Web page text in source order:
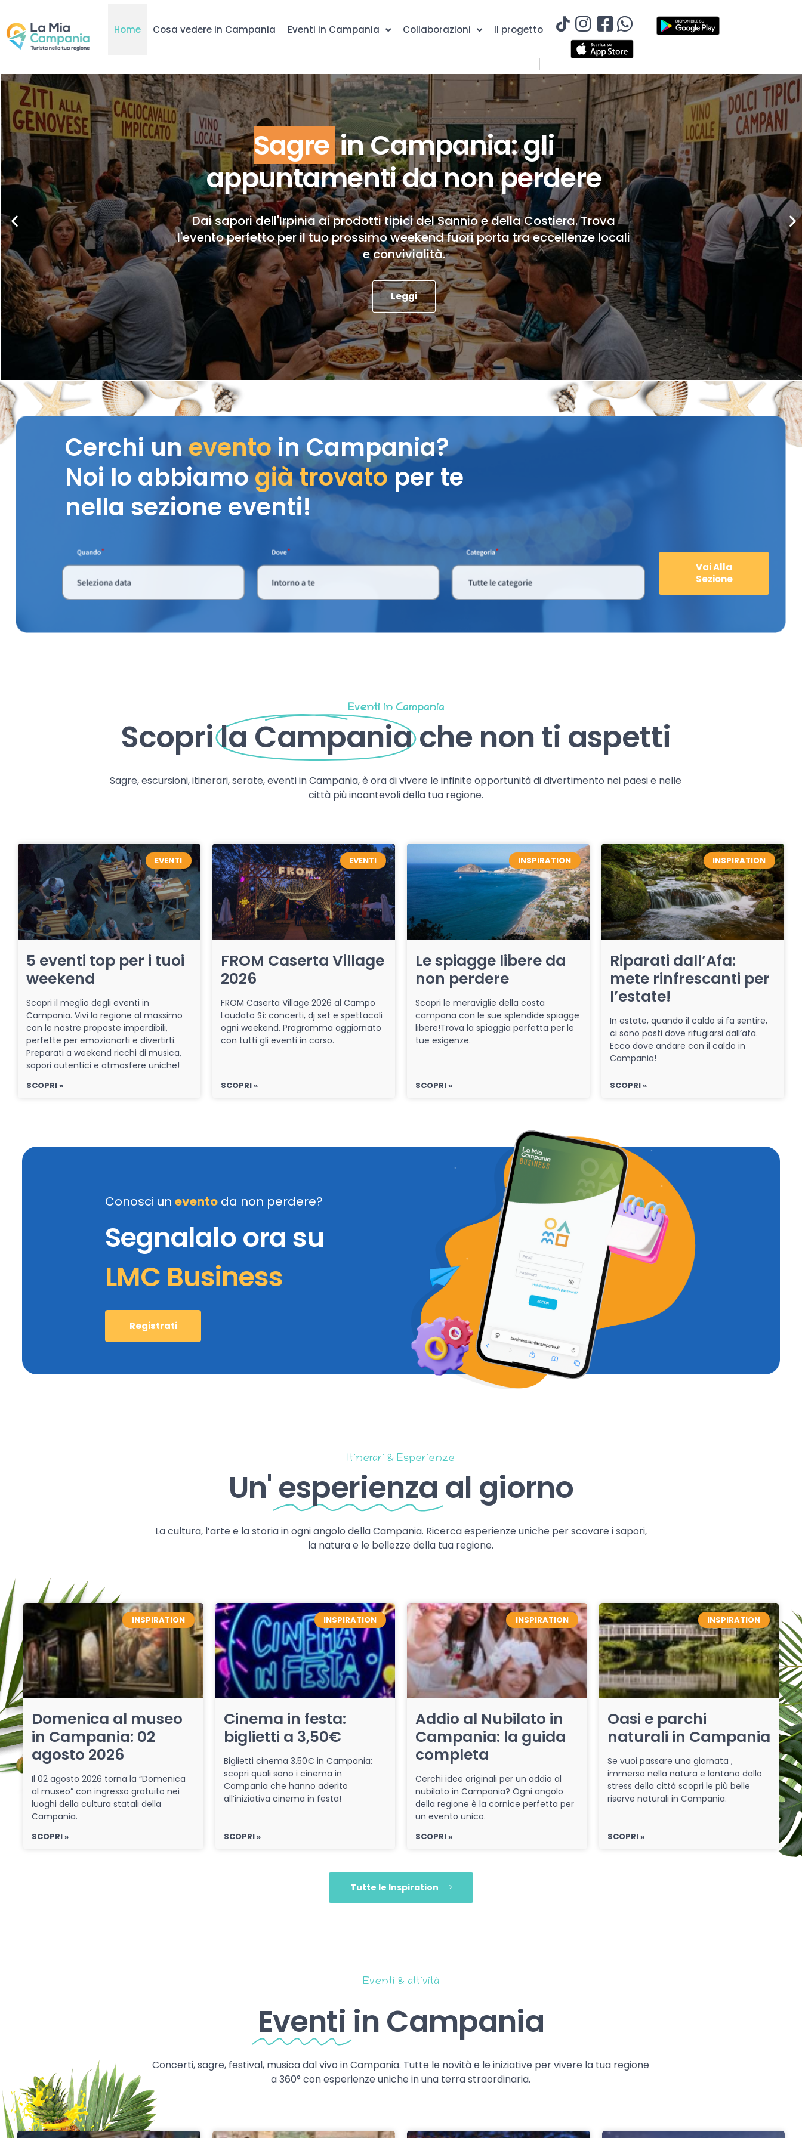
Home Cosa vedere in Campania Eventi in Campania Collaborazioni Il progetto
Sagre in Campania: gli
appuntamenti da non perdere
Dai sapori dell'Irpinia ai prodotti tipici del Sannio e della Costiera. Trova
l'evento perfetto per il tuo prossimo weekend fuori porta tra eccellenze locali
e convivialità.
Leggi
Cerchi uneventoin Campania?
Noi lo abbiamogià trovato per te
nella sezione eventi!
Vai Alla
Sezione
Eventi in Campania
Scoprila Campaniache non ti aspetti
Sagre, escursioni, itinerari, serate, eventi in Campania, è ora di vivere le infinite opportunità di divertimento nei paesi e nelle
città più incantevoli della tua regione.
EVENTI
5 eventi top per i tuoi
weekend
Scopri il meglio degli eventi in
Campania. Vivi la regione al massimo
con le nostre proposte imperdibili,
perfette per emozionarti e divertirti.
Preparati a weekend ricchi di musica,
sapori autentici e atmosfere uniche!
SCOPRI »
EVENTI
FROM Caserta Village
2026
FROM Caserta Village 2026 al Campo
Laudato Sì: concerti, dj set e spettacoli
ogni weekend. Programma aggiornato
con tutti gli eventi in corso.
SCOPRI »
INSPIRATION
Le spiagge libere da
non perdere
Scopri le meraviglie della costa
campana con le sue splendide spiagge
libere!Trova la spiaggia perfetta per le
tue esigenze.
SCOPRI »
INSPIRATION
Riparati dall’Afa:
mete rinfrescanti per
l’estate!
In estate, quando il caldo si fa sentire,
ci sono posti dove rifugiarsi dall’afa.
Ecco dove andare con il caldo in
Campania!
SCOPRI »
Conosci un evento da non perdere?
Segnalalo ora su
LMC Business
Registrati
Itinerari & Esperienze
Un' esperienza al giorno
La cultura, l’arte e la storia in ogni angolo della Campania. Ricerca esperienze uniche per scovare i sapori,
la natura e le bellezze della tua regione.
INSPIRATION
Domenica al museo
in Campania: 02
agosto 2026
Il 02 agosto 2026 torna la “Domenica
al museo” con ingresso gratuito nei
luoghi della cultura statali della
Campania.
SCOPRI »
INSPIRATION
Cinema in festa:
biglietti a 3,50€
Biglietti cinema 3.50€ in Campania:
scopri quali sono i cinema in
Campania che hanno aderito
all’iniziativa cinema in festa!
SCOPRI »
INSPIRATION
Addio al Nubilato in
Campania: la guida
completa
Cerchi idee originali per un addio al
nubilato in Campania? Ogni angolo
della regione è la cornice perfetta per
un evento unico.
SCOPRI »
INSPIRATION
Oasi e parchi
naturali in Campania
Se vuoi passare una giornata ,
immerso nella natura e lontano dallo
stress della città scopri le più belle
riserve naturali in Campania.
SCOPRI »
Tutte le Inspiration
Eventi & attività
Eventi in Campania
Concerti, sagre, festival, musica dal vivo in Campania. Tutte le novità e le iniziative per vivere la tua regione
a 360° con esperienze uniche in una terra straordinaria.